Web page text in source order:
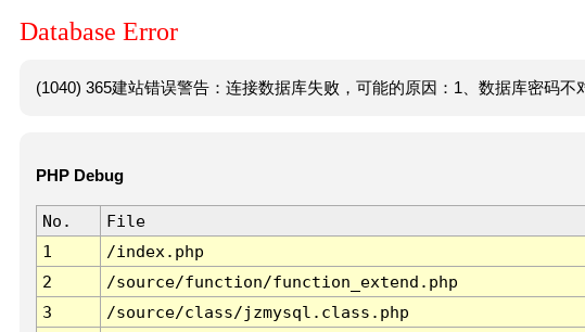
Database Error
(1040) 365建站错误警告：连接数据库失败，可能的原因：1、数据库密码不
PHP Debug
No. File
1
/index.php
2
/source/function/function_extend.php
3
/source/class/jzmysql.class.php